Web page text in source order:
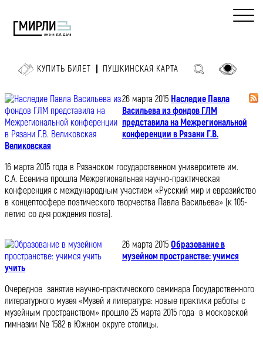
КУПИТЬ БИЛЕТ ПУШКИНСКАЯ КАРТА
26 марта 2015 Наследие Павла
Васильева из фондов ГЛМ
представила на Межрегиональной
конференции в Рязани Г.В.
Великовская
16 марта 2015 года в Рязанском государственном университете им.
С.А. Есенина прошла Межрегиональная научно-практическая
конференция с международным участием «Русский мир и евразийство
в концептосфере поэтического творчества Павла Васильева» (к 105-
летию со дня рождения поэта).
26 марта 2015 Образование в
музейном пространстве: учимся
учить
Очередное занятие научно-практического семинара Государственного
литературного музея «Музей и литература: новые практики работы с
музейным пространством» прошло 25 марта 2015 года в московской
гимназии № 1582 в Южном округе столицы.